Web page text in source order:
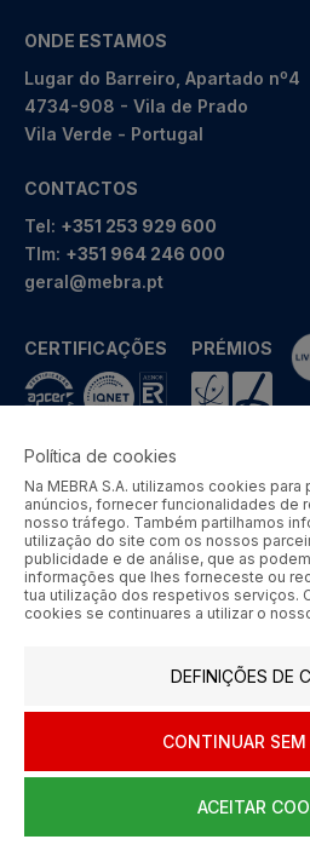
ONDE ESTAMOS
Lugar do Barreiro, Apartado nº4
4734-908 - Vila de Prado
Vila Verde - Portugal
CONTACTOS
Tel: +351 253 929 600
Tlm: +351 964 246 000
geral@mebra.pt
CERTIFICAÇÕES PRÉMIOS
MEBRA - Comércio por Grosso de
S.A. © 2026 Todos os direitos
Aos preços apresentados acresce IVA
SIGA-NOS
HOME AJUDA MENU
Política de cookies
Na MEBRA S.A. utilizamos cookies
anúncios, fornecer funcionalidades de
nosso tráfego. Também partilhamos
utilização do site com os nossos
publicidade e de análise, que as
informações que lhes forneceste ou
tua utilização dos respetivos serviços.
cookies se continuares a utilizar o
DEFINIÇÕES DE
CONTINUAR SEM
ACEITAR